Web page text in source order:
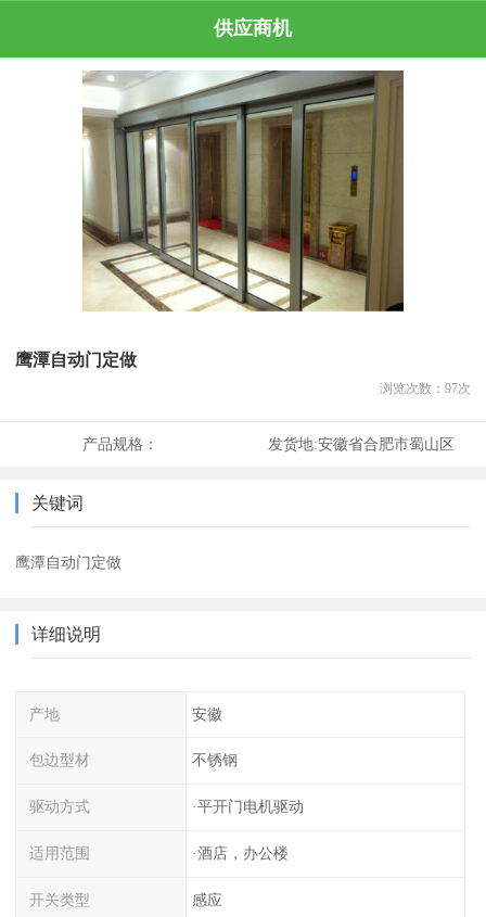
供应商机
鹰潭自动门定做
浏览次数： 97次
产品规格： 发货地:安徽省合肥市蜀山区
关键词
鹰潭自动门定做
详细说明
产地 安徽
包边型材 不锈钢
驱动方式 ·平开门电机驱动
适用范围 ·酒店，办公楼
开关类型 感应